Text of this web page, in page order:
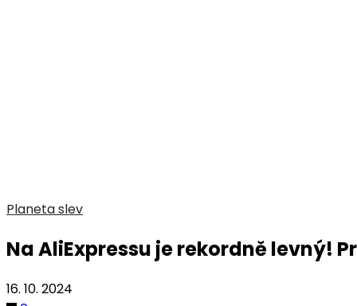
Planeta slev
Na AliExpressu je rekordně levný!
16. 10. 2024